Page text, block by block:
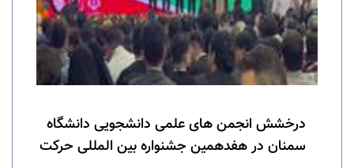
درخشش انجمن های علمی دانشجویی دانشگاه
سمنان در هفدهمین جشنواره بین المللی حرکت